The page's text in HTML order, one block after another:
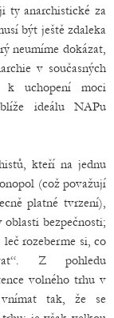
ty anarchistické za
být ještě zdaleka
neumíme dokázat,
v současných
k uchopení moci
ideálu NAPu
kteří na jednu
(což považují
platné tvrzení),
bezpečnosti;
rozeberme si, co
Z pohledu
volného trhu v
tak, že se